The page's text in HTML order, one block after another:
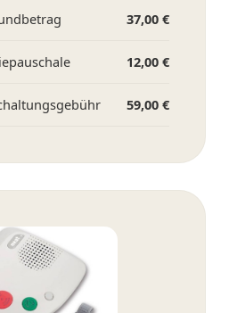
37,00 €
12,00 €
59,00 €